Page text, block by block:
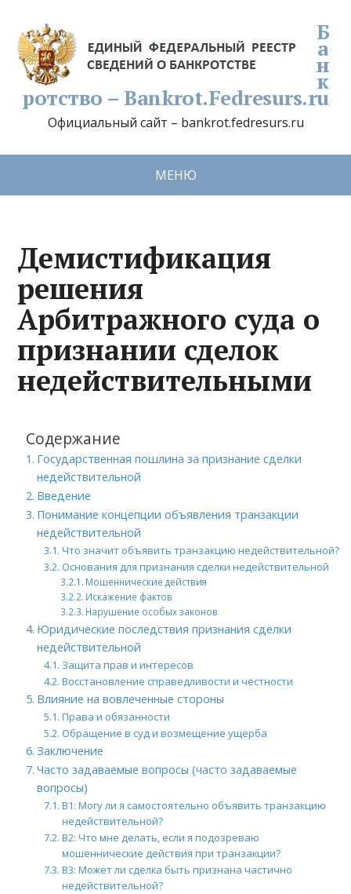
Б
а
н
к
ротство – Bankrot.Fedresurs.ru
Официальный сайт – bankrot.fedresurs.ru
МЕНЮ
Демистификация
решения
Арбитражного суда о
признании сделок
недействительными
Содержание
Государственная пошлина за признание сделки
недействительной
Введение
Понимание концепции объявления транзакции
недействительной
Что значит объявить транзакцию недействительной?
Основания для признания сделки недействительной
Мошеннические действия
Искажение фактов
Нарушение особых законов
Юридические последствия признания сделки
недействительной
Защита прав и интересов
Восстановление справедливости и честности
Влияние на вовлеченные стороны
Права и обязанности
Обращение в суд и возмещение ущерба
Заключение
Часто задаваемые вопросы (часто задаваемые
вопросы)
В1: Могу ли я самостоятельно объявить транзакцию
недействительной?
В2: Что мне делать, если я подозреваю
мошеннические действия при транзакции?
В3: Может ли сделка быть признана частично
недействительной?